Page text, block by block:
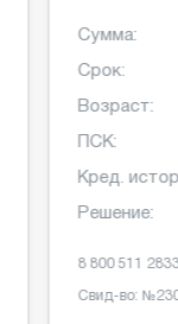
Сумма:
Срок:
Возраст:
ПСК:
Кред.
Решение:
8 800 511
Свид-во: №